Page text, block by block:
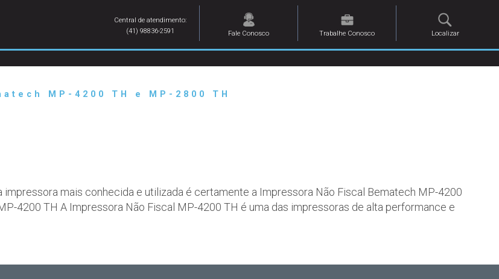
Central de atendimento:
(41) 98836-2591
Fale Conosco Trabalhe Conosco Localizar
MP-4200 TH e MP-2800 TH
mais conhecida e utilizada é certamente a Impressora Não Fiscal Bematech MP-4200
4200 TH A Impressora Não Fiscal MP-4200 TH é uma das impressoras de alta performance e